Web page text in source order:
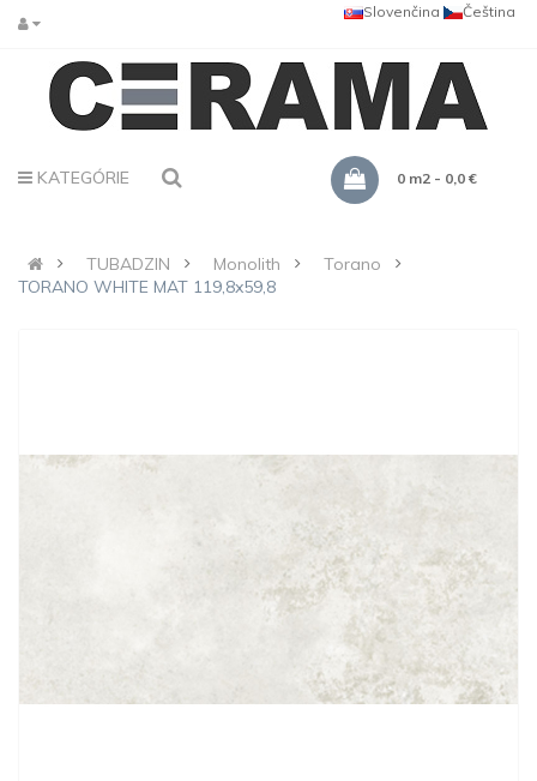
Čeština
Slovenčina
KATEGÓRIE 0 m2 - 0,0 €
TUBADZIN Monolith
Torano
TORANO WHITE MAT 119,8x59,8